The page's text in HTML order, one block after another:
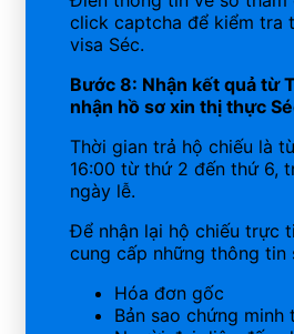
click captcha để kiểm tra
visa Séc.
Bước 8: Nhận kết quả từ
nhận hồ sơ xin thị thực
Thời gian trả hộ chiếu là
16:00 từ thứ 2 đến thứ 6,
ngày lễ.
Để nhận lại hộ chiếu trực
cung cấp những thông tin
Hóa đơn gốc
Bản sao chứng minh